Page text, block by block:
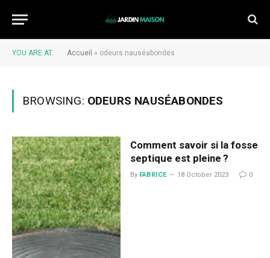
YOU ARE AT: Accueil » odeurs nauséabondes
BROWSING: ODEURS NAUSÉABONDES
Comment savoir si la fosse
septique est pleine ?
By FABRICE 18 October 2023 0